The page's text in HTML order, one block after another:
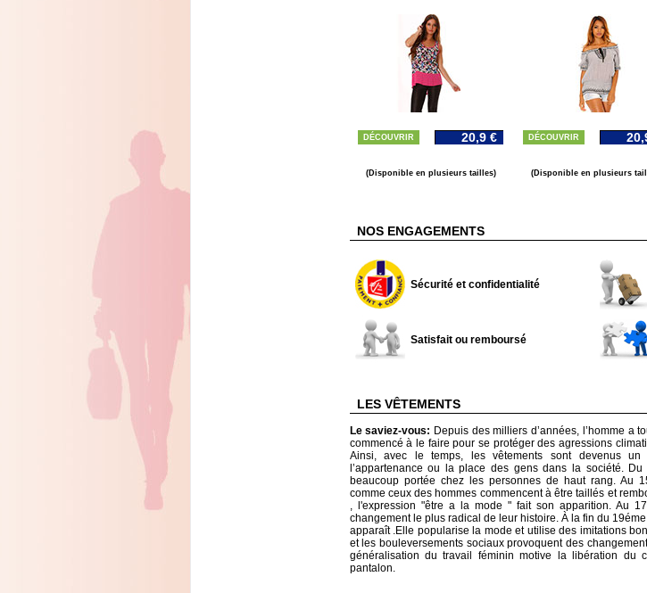
DÉCOUVRIR 20,9 €
(Disponible en plusieurs tailles)
DÉCOUVRIR
(Disponible en plusieurs
NOS ENGAGEMENTS
Sécurité et confidentialité
Satisfait ou remboursé
LES VÊTEMENTS
Le saviez-vous: Depuis des milliers d’années, l’homme a
commencé à le faire pour se protéger des agressions
Ainsi, avec le temps, les vêtements sont devenus
l’appartenance ou la place des gens dans la société.
beaucoup portée chez les personnes de haut rang. Au
comme ceux des hommes commencent à être taillés et
, l'expression "être a la mode " fait son apparition. Au
changement le plus radical de leur histoire. À la fin du
apparaît .Elle popularise la mode et utilise des imitations
et les bouleversements sociaux provoquent des
généralisation du travail féminin motive la libération du
pantalon.